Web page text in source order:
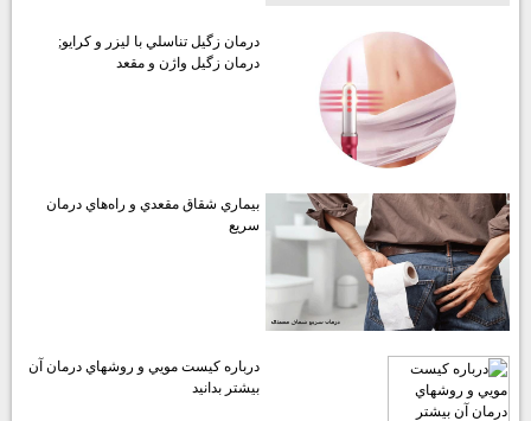
درمان زگيل تناسلي با ليزر و كرايو;
درمان زگيل واژن و مقعد
بيماري شقاق مقعدي و راه‌هاي درمان
سريع
درباره كيست مويي و روشهاي درمان آن
بيشتر بدانيد